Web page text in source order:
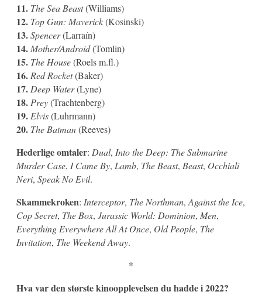
11. The Sea Beast(Williams)
12. Top Gun: Maverick(Kosinski)
13.Spencer(Larraín)
14. Mother/Android(Tomlin)
15. The House(Roels m.fl.)
16. Red Rocket(Baker)
17. Deep Water(Lyne)
18. Prey(Trachtenberg)
19. Elvis(Luhrmann)
20. The Batman(Reeves)
Hederlige omtaler: Dual, Into the Deep: The Submarine
Murder Case, I Came By, Lamb, The Beast, Beast, Occhiali
Neri, Speak No Evil.
Skammekroken: Interceptor, The Northman, Against the Ice,
Cop Secret, The Box, Jurassic World: Dominion, Men,
Everything Everywhere All At Once, Old People, The
Invitation, The Weekend Away.
*
Hva var den største kinoopplevelsen du hadde i 2022?